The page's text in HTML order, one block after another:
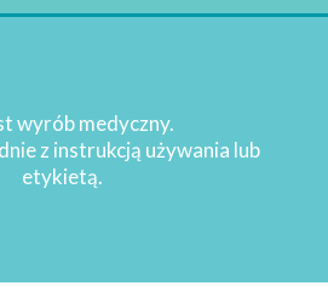
. Wszelkie prawa
NA GÓRĘ STRONY
wyrób medyczny.
z instrukcją używania lub
etykietą.